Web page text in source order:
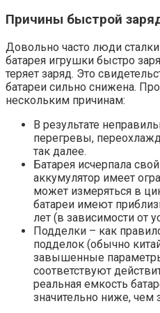
Причины быстрой
Довольно часто люди
батарея игрушки быстро
теряет заряд. Это
батареи сильно снижена.
нескольким причинам:
В результате
перегревы,
так далее.
Батарея исчерпала
аккумулятор имеет
может измеряться в
батареи имеют
лет (в зависимости от
Подделки – как
подделок (обычно
завышенные
соответствуют
реальная емкость
значительно ниже, чем